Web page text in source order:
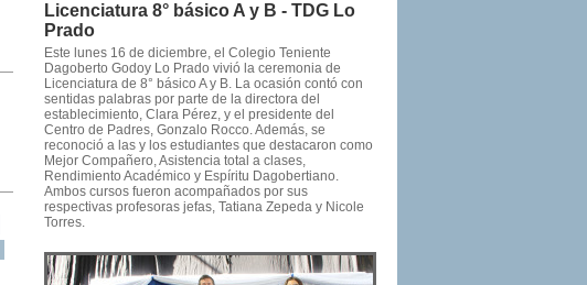
Licenciatura 8° básico A y B - TDG Lo
Prado
Este lunes 16 de diciembre, el Colegio Teniente
Dagoberto Godoy Lo Prado vivió la ceremonia de
Licenciatura de 8° básico A y B. La ocasión contó con
sentidas palabras por parte de la directora del
establecimiento, Clara Pérez, y el presidente del
Centro de Padres, Gonzalo Rocco. Además, se
reconoció a las y los estudiantes que destacaron como
Mejor Compañero, Asistencia total a clases,
Rendimiento Académico y Espíritu Dagobertiano.
Ambos cursos fueron acompañados por sus
respectivas profesoras jefas, Tatiana Zepeda y Nicole
Torres.